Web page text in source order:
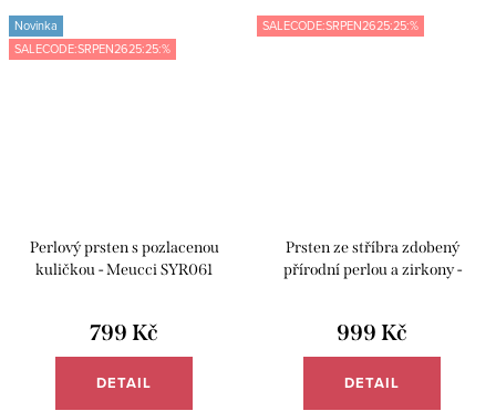
Novinka
SALECODE:SRPEN2625:25:%
Perlový prsten s pozlacenou
kuličkou - Meucci SYR061
799 Kč
DETAIL
SALECODE:SRPEN2625:25:%
Prsten ze stříbra zdobený
přírodní perlou a zirkony -
999 Kč
DETAIL